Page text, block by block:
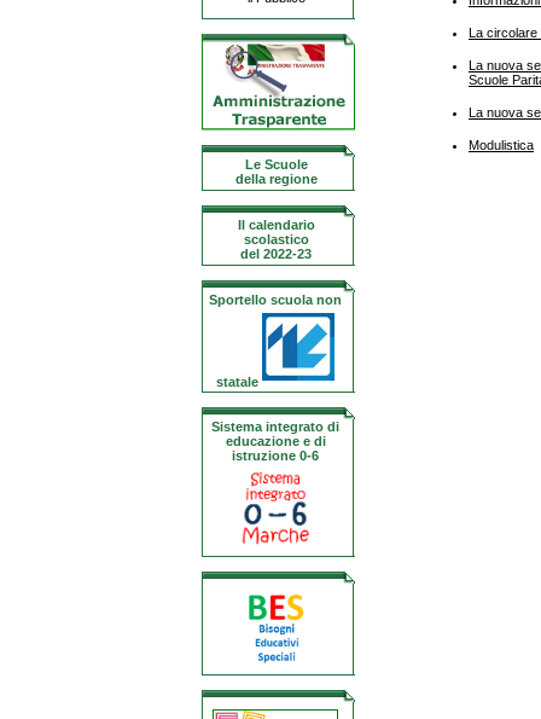
Le Scuole
della regione
Il calendario
scolastico
del 2022-23
Sportello scuola non
statale
Sistema integrato di
educazione e di
istruzione 0-6
La circolare
La nuova
Scuole
La nuova
Modulistica